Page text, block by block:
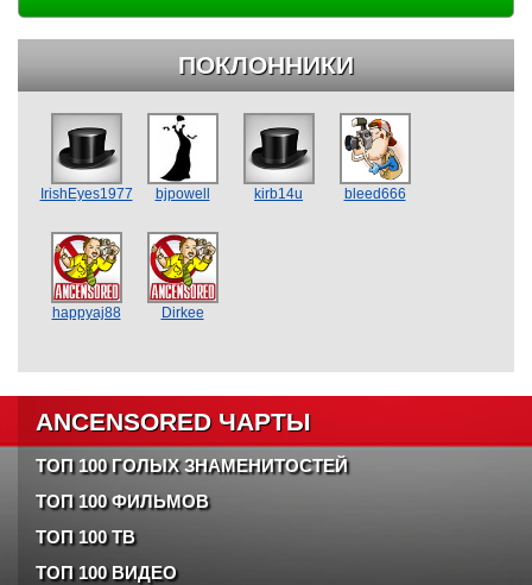
ПОКЛОННИКИ
IrishEyes1977 bjpowell kirb14u bleed666
happyaj88 Dirkee
ANCENSORED ЧАРТЫ
ТОП 100 ГОЛЫХ ЗНАМЕНИТОСТЕЙ
ТОП 100 ФИЛЬМОВ
ТОП 100 ТВ
ТОП 100 ВИДЕО